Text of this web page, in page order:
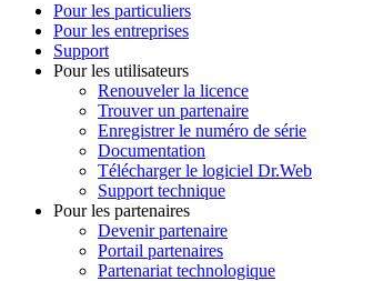
Pour les particuliers
Pour les entreprises
Support
Pour les utilisateurs
Renouveler la licence
Trouver un partenaire
Enregistrer le numéro de série
Documentation
Télécharger le logiciel Dr.Web
Support technique
Pour les partenaires
Devenir partenaire
Portail partenaires
Partenariat technologique